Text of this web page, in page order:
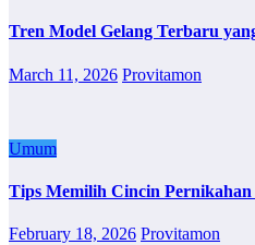
Tren Model Gelang Terbaru
March 11, 2026 Provitamon
Umum
Tips Memilih Cincin
February 18, 2026 Provitamon